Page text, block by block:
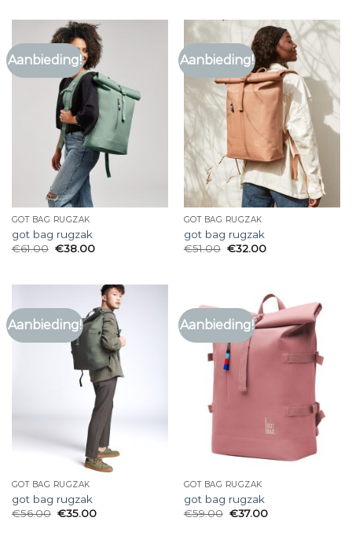
Aanbieding!
GOT BAG RUGZAK
got bag rugzak
€61.00 €38.00
Aanbieding!
GOT BAG RUGZAK
got bag rugzak
€51.00 €32.00
Aanbieding!
GOT BAG RUGZAK
got bag rugzak
€56.00 €35.00
Aanbieding!
GOT BAG RUGZAK
got bag rugzak
€59.00 €37.00